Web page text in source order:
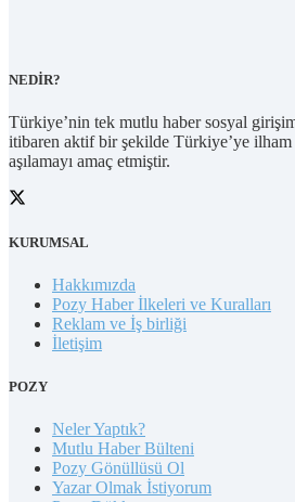
NEDİR?
Türkiye’nin tek mutlu haber sosyal
itibaren aktif bir şekilde Türkiye’ye
aşılamayı amaç etmiştir.
KURUMSAL
Hakkımızda
Pozy Haber İlkeleri ve Kuralları
Reklam ve İş birliği
İletişim
POZY
Neler Yaptık?
Mutlu Haber Bülteni
Pozy Gönüllüsü Ol
Yazar Olmak İstiyorum